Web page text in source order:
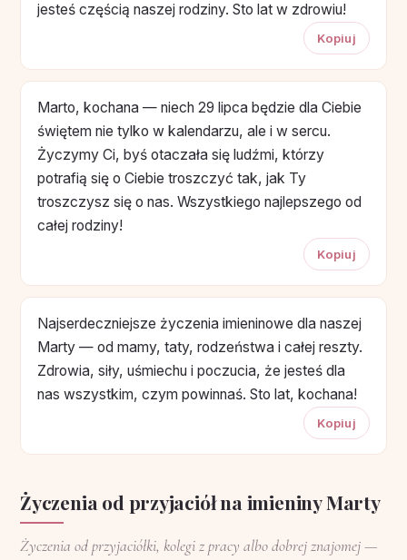
jesteś częścią naszej rodziny. Sto lat w zdrowiu!
Kopiuj
Marto, kochana — niech 29 lipca będzie dla Ciebie
świętem nie tylko w kalendarzu, ale i w sercu.
Życzymy Ci, byś otaczała się ludźmi, którzy
potrafią się o Ciebie troszczyć tak, jak Ty
troszczysz się o nas. Wszystkiego najlepszego od
całej rodziny!
Kopiuj
Najserdeczniejsze życzenia imieninowe dla naszej
Marty — od mamy, taty, rodzeństwa i całej reszty.
Zdrowia, siły, uśmiechu i poczucia, że jesteś dla
nas wszystkim, czym powinnaś. Sto lat, kochana!
Kopiuj
Życzenia od przyjaciół na imieniny Marty
Życzenia od przyjaciółki, kolegi z pracy albo dobrej znajomej —